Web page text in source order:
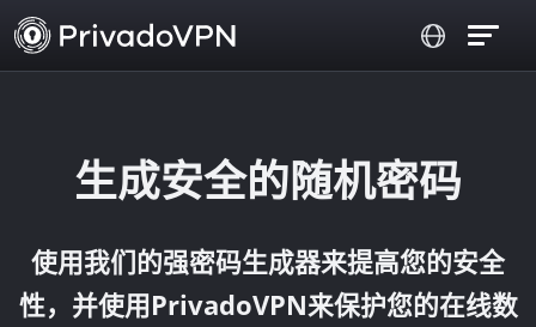
生成安全的随机密码
使用我们的强密码生成器来提高您的安全
性，并使用PrivadoVPN来保护您的在线数